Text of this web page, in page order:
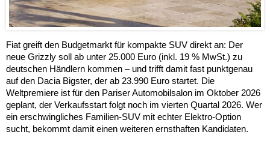
Fiat greift den Budgetmarkt für kompakte SUV direkt an: Der
neue Grizzly soll ab unter 25.000 Euro (inkl. 19 % MwSt.) zu
deutschen Händlern kommen – und trifft damit fast punktgenau
auf den Dacia Bigster, der ab 23.990 Euro startet. Die
Weltpremiere ist für den Pariser Automobilsalon im Oktober 2026
geplant, der Verkaufsstart folgt noch im vierten Quartal 2026. Wer
ein erschwingliches Familien-SUV mit echter Elektro-Option
sucht, bekommt damit einen weiteren ernsthaften Kandidaten.